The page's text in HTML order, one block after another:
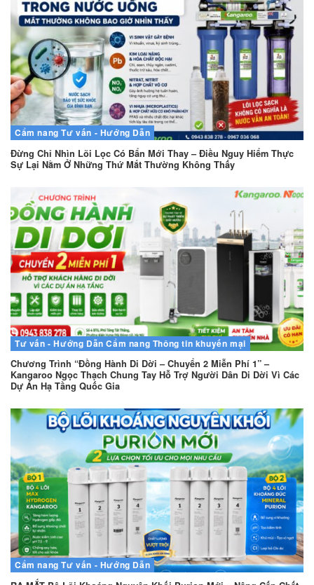
Cẩm nang Tư vấn - Hướng Dẫn
Đừng Chỉ Nhìn Lõi Lọc Có Bẩn Mới Thay – Điều Nguy Hiểm Thực
Sự Lại Nằm Ở Những Thứ Mắt Thường Không Thấy
Tư vấn - Hướng Dẫn Cẩm nang Thông tin khuyến mại
Chương Trình “Đồng Hành Di Dời – Chuyển 2 Miễn Phí 1” –
Kangaroo Ngọc Thạch Chung Tay Hỗ Trợ Người Dân Di Dời Vì Các
Dự Án Hạ Tầng Quốc Gia
Cẩm nang Tư vấn - Hướng Dẫn